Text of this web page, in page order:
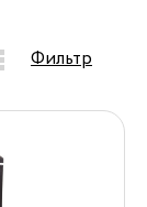
Фильтр